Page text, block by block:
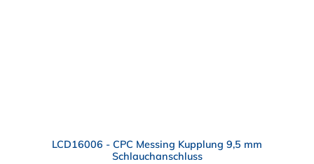
LCD16006 - CPC Messing Kupplung 9,5 mm
Schlauchanschluss